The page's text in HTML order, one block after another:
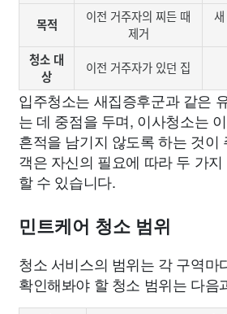
목적
이전 거주자의 찌든 때
제거
청소 대
상
이전 거주자가 있던 집
입주청소는 새집증후군과 같은
는 데 중점을 두며, 이사청소는
흔적을 남기지 않도록 하는 것이
객은 자신의 필요에 따라 두 가
할 수 있습니다.
민트케어 청소 범위
청소 서비스의 범위는 각 구역마
확인해봐야 할 청소 범위는 다음